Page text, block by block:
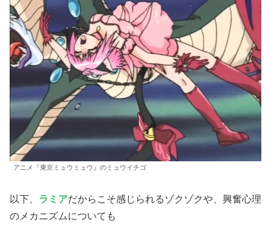
アニメ『東京ミュウミュウ』のミュウイチゴ
以下、 ラミアだからこそ感じられるゾクゾクや、興奮心理
のメカニズムについても